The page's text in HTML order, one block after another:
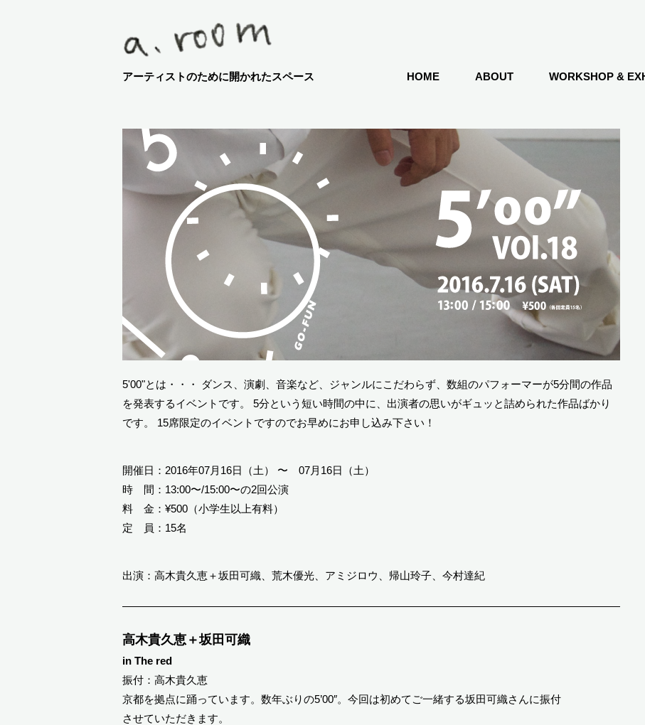
アーティストのために開かれたスペース HOME ABOUT WORKSHOP &
5'00"とは・・・ ダンス、演劇、音楽など、ジャンルにこだわらず、数組のパフォーマーが5分間の作品
を発表するイベントです。 5分という短い時間の中に、出演者の思いがギュッと詰められた作品ばかり
です。 15席限定のイベントですのでお早めにお申し込み下さい！
開催日：2016年07月16日（土） 〜 07月16日（土）
時 間：13:00〜/15:00〜の2回公演
料 金：¥500（小学生以上有料）
定 員：15名
出演：高木貴久恵＋坂田可織、荒木優光、アミジロウ、帰山玲子、今村達紀
高木貴久恵＋坂田可織
in The red
振付：高木貴久恵
京都を拠点に踊っています。数年ぶりの5’00″。今回は初めてご一緒する坂田可織さんに振付
させていただきます。